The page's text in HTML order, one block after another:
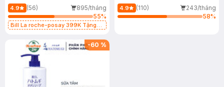
Dụng 40ml
4.9 (56)
895/tháng
55%
Bill La roche-posay 399K Tặng
(SL có hạn)
40ml
4.9 (110)
243/tháng
58%
-60 %